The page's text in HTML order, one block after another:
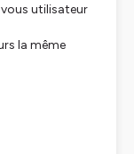
utilisateur
la même